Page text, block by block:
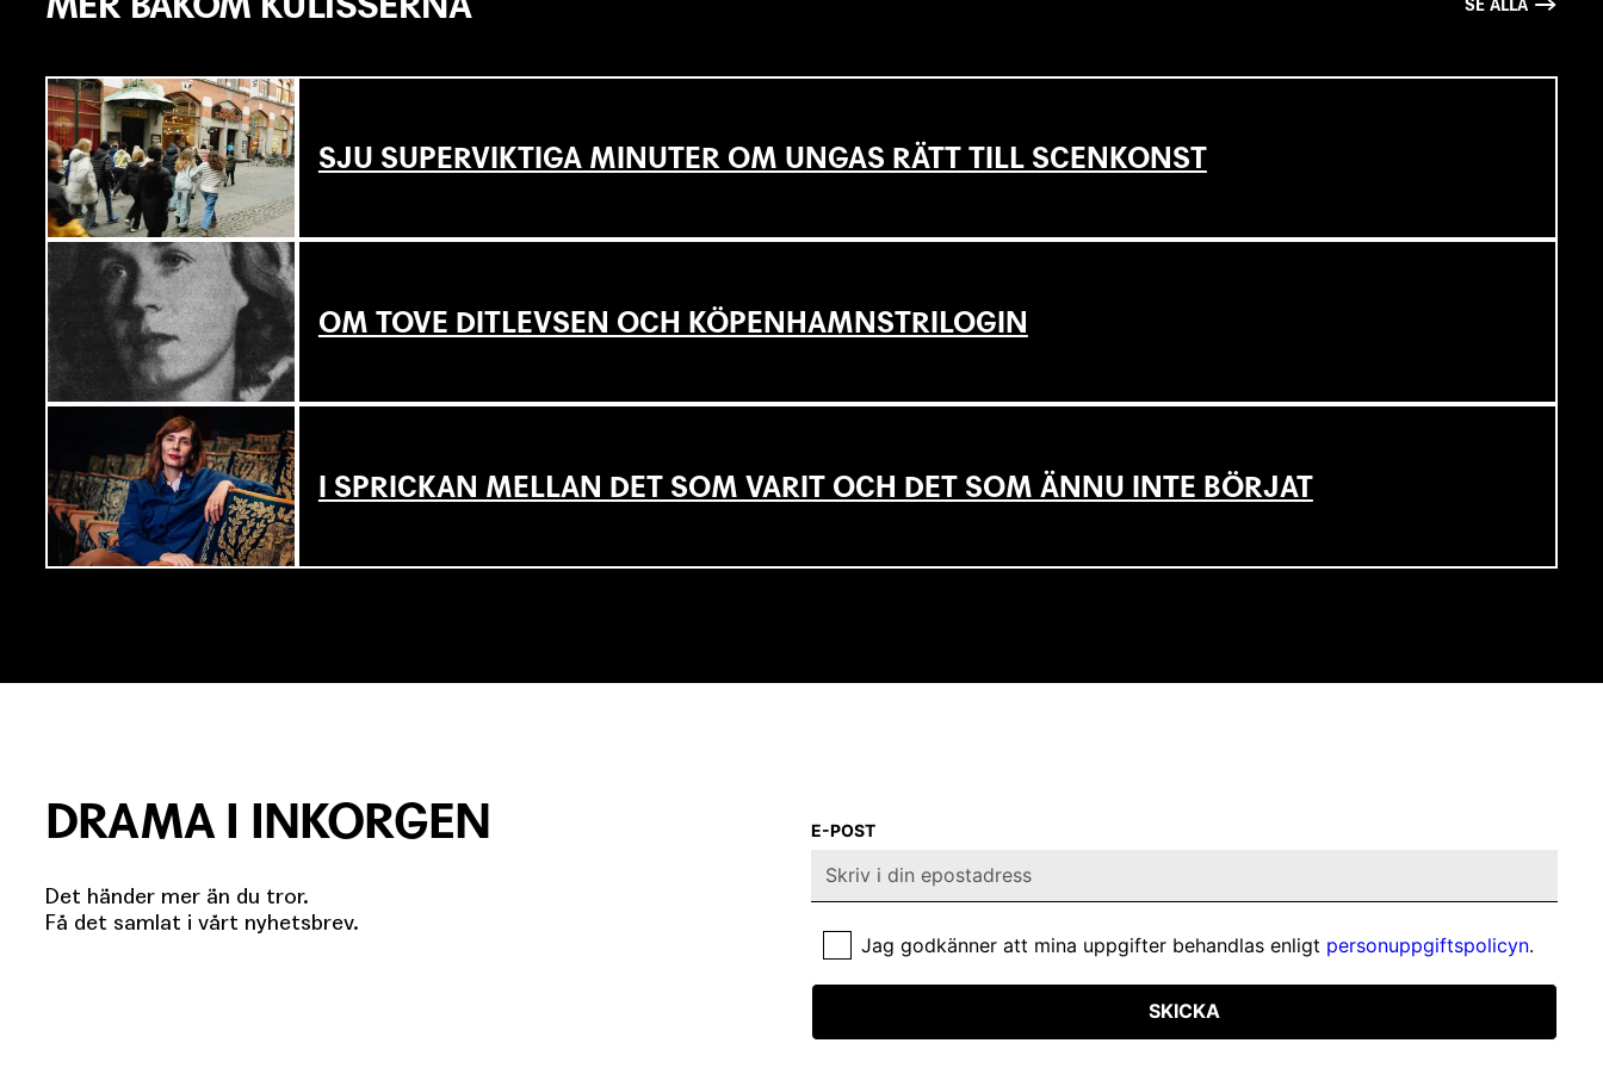
SE ALLA
SJU SUPERVIKTIGA MINUTER OM UNGAS RÄTT TILL SCENKONST
OM TOVE DITLEVSEN OCH KÖPENHAMNSTRILOGIN
I SPRICKAN MELLAN DET SOM VARIT OCH DET SOM ÄNNU INTE BÖRJAT
DRAMA I INKORGEN
Det händer mer än du tror.
Få det samlat i vårt nyhetsbrev.
E-POST
Jag godkänner att mina uppgifter behandlas enligt personuppgiftspolicyn.
SKICKA